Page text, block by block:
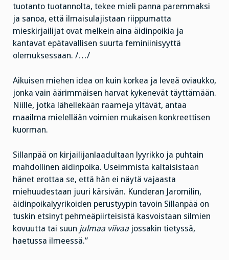
tuotanto tuotannolta, tekee mieli panna paremmaksi
ja sanoa, että ilmaisulajistaan riippumatta
mieskirjailijat ovat melkein aina äidinpoikia ja
kantavat epätavallisen suurta feminiinisyyttä
olemuksessaan. /…/
Aikuisen miehen idea on kuin korkea ja leveä oviaukko,
jonka vain äärimmäisen harvat kykenevät täyttämään.
Niille, jotka lähellekään raameja yltävät, antaa
maailma mielellään voimien mukaisen konkreettisen
kuorman.
Sillanpää on kirjailijanlaadultaan lyyrikko ja puhtain
mahdollinen äidinpoika. Useimmista kaltaisistaan
hänet erottaa se, että hän ei näytä vajaasta
miehuudestaan juuri kärsivän. Kunderan Jaromilin,
äidinpoikalyyrikoiden perustyypin tavoin Sillanpää on
tuskin etsinyt pehmeäpiirteisistä kasvoistaan silmien
kovuutta tai suun julmaa viivaa jossakin tietyssä,
haetussa ilmeessä.”